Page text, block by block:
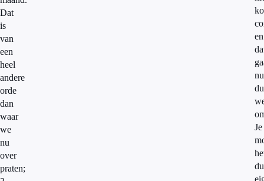
Dat
is
van
een
heel
andere
orde
dan
waar
we
nu
over
praten;
en
nu
Je